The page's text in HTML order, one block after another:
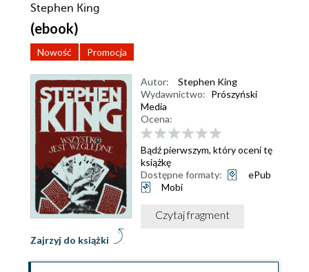
Stephen King
(ebook)
Nowość Promocja
Zajrzyj do książki
Autor:
Stephen King
Wydawnictwo: Prószyński
Media
Ocena:
Bądź pierwszym, który oceni tę
książkę
Dostępne formaty:
ePub
Mobi
Czytaj fragment